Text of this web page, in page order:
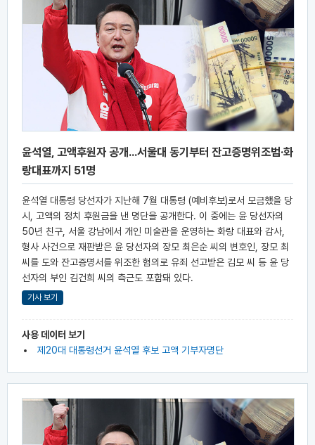
윤석열, 고액후원자 공개...서울대 동기부터 잔고증명위조범·화
랑대표까지 51명
윤석열 대통령 당선자가 지난해 7월 대통령 (예비후보)로서 모금했을 당
시, 고액의 정치 후원금을 낸 명단을 공개한다. 이 중에는 윤 당선자의
50년 친구, 서울 강남에서 개인 미술관을 운영하는 화랑 대표와 감사,
형사 사건으로 재판받은 윤 당선자의 장모 최은순 씨의 변호인, 장모 최
씨를 도와 잔고증명서를 위조한 혐의로 유죄 선고받은 김모 씨 등 윤 당
선자의 부인 김건희 씨의 측근도 포함돼 있다.
기사 보기
사용 데이터 보기
제20대 대통령선거 윤석열 후보 고액 기부자명단